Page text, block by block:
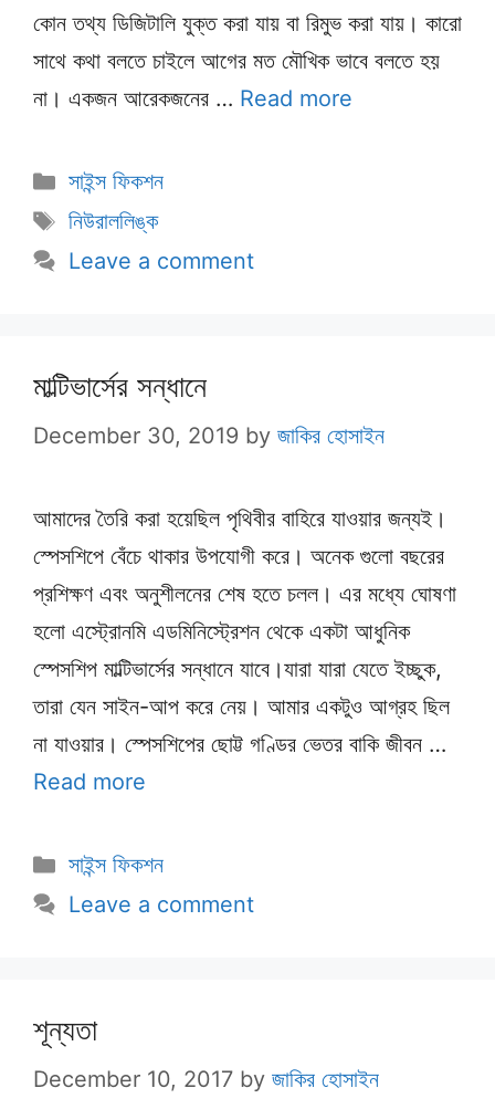
কোন তথ্য ডিজিটালি যুক্ত করা যায় বা রিমুভ করা যায়। কারো
সাথে কথা বলতে চাইলে আগের মত মৌখিক ভাবে বলতে হয়
না। একজন আরেকজনের … Read more
Categories
সাইন্স ফিকশন
Tags
নিউরাললিঙ্ক
Leave a comment
মাল্টিভার্সের সন্ধানে
December 30, 2019 by জাকির হোসাইন
আমাদের তৈরি করা হয়েছিল পৃথিবীর বাহিরে যাওয়ার জন্যই।
স্পেসশিপে বেঁচে থাকার উপযোগী করে। অনেক গুলো বছরের
প্রশিক্ষণ এবং অনুশীলনের শেষ হতে চলল। এর মধ্যে ঘোষণা
হলো এস্ট্রোনমি এডমিনিস্ট্রেশন থেকে একটা আধুনিক
স্পেসশিপ মাল্টিভার্সের সন্ধানে যাবে।যারা যারা যেতে ইচ্ছুক,
তারা যেন সাইন-আপ করে নেয়। আমার একটুও আগ্রহ ছিল
না যাওয়ার। স্পেসশিপের ছোট্ট গণ্ডির ভেতর বাকি জীবন …
Read more
Categories
সাইন্স ফিকশন
Leave a comment
শূন্যতা
December 10, 2017 by জাকির হোসাইন